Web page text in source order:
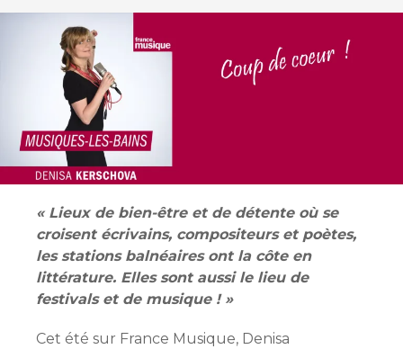
« Lieux de bien-être et de détente où se
croisent écrivains, compositeurs et poètes,
les stations balnéaires ont la côte en
littérature. Elles sont aussi le lieu de
festivals et de musique ! »
Cet été sur France Musique, Denisa